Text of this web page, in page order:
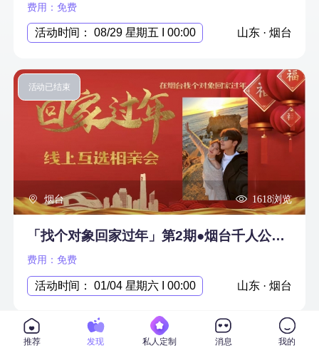
费用：免费
活动时间： 08/29 星期五 I 00:00 山东 · 烟台
烟台 1618浏览
活动已结束
「找个对象回家过年」第2期●烟台千人公益单身青年线上互选活动，不要再错过了！「单身福利」
费用：免费
活动时间： 01/04 星期六 I 00:00 山东 · 烟台
活动已结束
推荐 发现 私人定制 消息 我的